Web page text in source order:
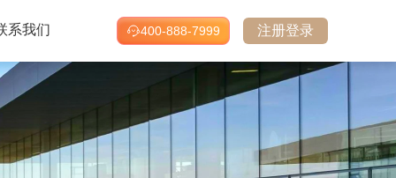
系我们 400-888-7999 注册登录